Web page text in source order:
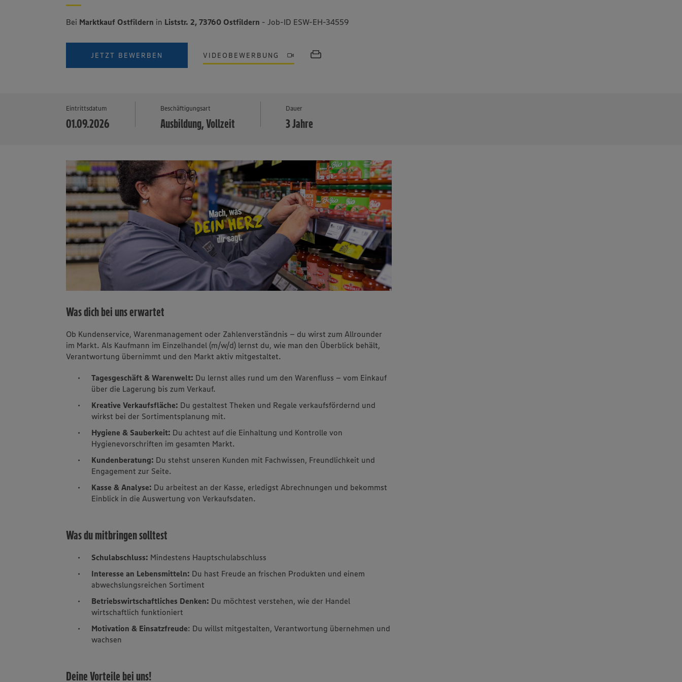
Bei Marktkauf Ostfildern in Liststr. 2, 73760 Ostfildern - Job-ID ESW-EH-34559
JETZT BEWERBEN VIDEOBEWERBUNG
Eintrittsdatum
01.09.2026
Beschäftigungsart
Ausbildung, Vollzeit
Dauer
3 Jahre
Was dich bei uns erwartet
Ob Kundenservice, Warenmanagement oder Zahlenverständnis – du wirst zum Allrounder
im Markt. Als Kaufmann im Einzelhandel (m/w/d) lernst du, wie man den Überblick behält,
Verantwortung übernimmt und den Markt aktiv mitgestaltet.
Tagesgeschäft & Warenwelt: Du lernst alles rund um den Warenfluss – vom Einkauf
über die Lagerung bis zum Verkauf.
Kreative Verkaufsfläche: Du gestaltest Theken und Regale verkaufsfördernd und
wirkst bei der Sortimentsplanung mit.
Hygiene & Sauberkeit: Du achtest auf die Einhaltung und Kontrolle von
Hygienevorschriften im gesamten Markt.
Kundenberatung: Du stehst unseren Kunden mit Fachwissen, Freundlichkeit und
Engagement zur Seite.
Kasse & Analyse: Du arbeitest an der Kasse, erledigst Abrechnungen und bekommst
Einblick in die Auswertung von Verkaufsdaten.
Was du mitbringen solltest
Schulabschluss: Mindestens Hauptschulabschluss
Interesse an Lebensmitteln: Du hast Freude an frischen Produkten und einem
abwechslungsreichen Sortiment
Betriebswirtschaftliches Denken: Du möchtest verstehen, wie der Handel
wirtschaftlich funktioniert
Motivation & Einsatzfreude: Du willst mitgestalten, Verantwortung übernehmen und
wachsen
Deine Vorteile bei uns!